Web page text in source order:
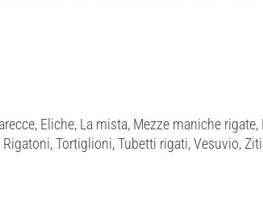
Eliche, La mista, Mezze maniche
Tortiglioni, Tubetti rigati, Vesuvio,